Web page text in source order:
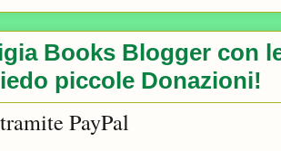
Books Blogger con
piccole Donazioni!
PayPal